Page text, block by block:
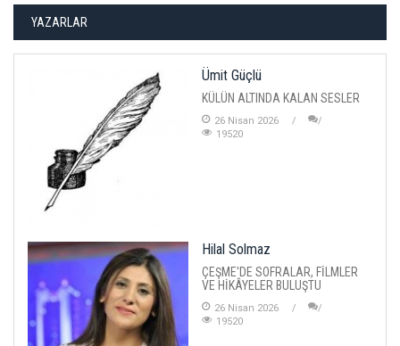
YAZARLAR
Ümit Güçlü
KÜLÜN ALTINDA KALAN SESLER
26 Nisan 2026
19520
Hilal Solmaz
ÇEŞME'DE SOFRALAR, FİLMLER
VE HİKÂYELER BULUŞTU
26 Nisan 2026
19520